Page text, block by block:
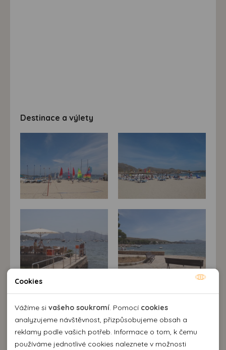
Destinace a výlety
Cookies
Vážíme si vašeho soukromí. Pomocí cookies
analyzujeme návštěvnost, přizpůsobujeme obsah a
reklamy podle vašich potřeb. Informace o tom, k čemu
používáme jednotlivé cookies naleznete v možnosti
Nutné cookies pomáhají, aby byla webová stránka
použitelná tak, že umožní základní funkce jako navigace
stránky a přístup k zabezpečeným sekcím webové stránky.
Webová stránka nemůže správně fungovat bez těchto